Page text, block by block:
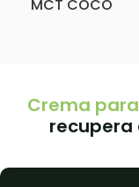
MCT COCO
Crema
recupera